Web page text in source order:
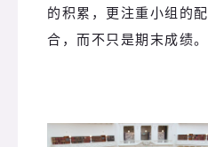
的积累，更注重小组的配
合，而不只是期末成绩。